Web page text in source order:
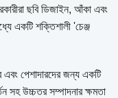
ছবি ডিজাইন, আঁকা এবং
একটি শক্তিশালী 'চেঞ্জ
পেশাদারদের জন্য একটি
সহ উচ্চতর সম্পাদনার ক্ষমতা